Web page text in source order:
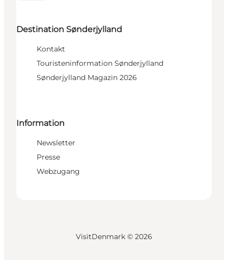
Destination Sønderjylland
Kontakt
Touristeninformation Sønderjylland
Sønderjylland Magazin 2026
Information
Newsletter
Presse
Webzugang
VisitDenmark © 2026